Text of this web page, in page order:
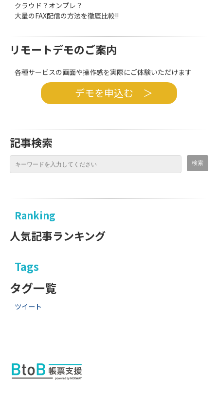
クラウド？オンプレ？
大量のFAX配信の方法を徹底比較!!
リモートデモのご案内
各種サービスの画面や操作感を実際にご体験いただけます
デモを申込む ＞
記事検索
Ranking
人気記事ランキング
Tags
タグ一覧
ツイート